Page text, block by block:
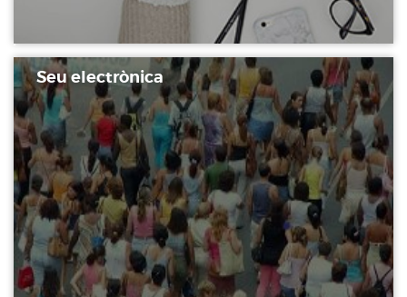
Seu electrònica